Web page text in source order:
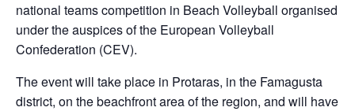
national teams competition in Beach Volleyball organised
under the auspices of the European Volleyball
Confederation (CEV).
The event will take place in Protaras, in the Famagusta
district, on the beachfront area of the region, and will have